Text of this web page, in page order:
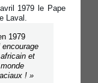
1979 le Pape
Laval.
1979
encourage
et
! »